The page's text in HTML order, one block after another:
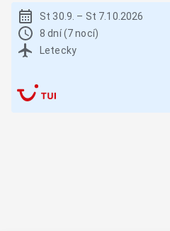
St 30.9. – St 7.10.2026
8 dní (7 nocí)
Letecky